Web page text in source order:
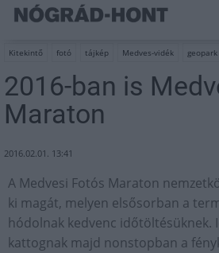
Kitekintő fotó tájkép Medves-vidék geopark
2016-ban is
Maraton
2016.02.01. 13:41
A Medvesi Fotós Maraton
ki magát, melyen elsősorban a
hódolnak kedvenc időtöltésüknek.
kattognak majd nonstopban a